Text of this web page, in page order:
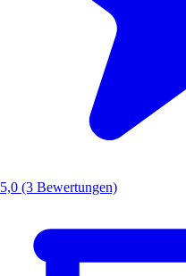
5,0 (3 Bewertungen)